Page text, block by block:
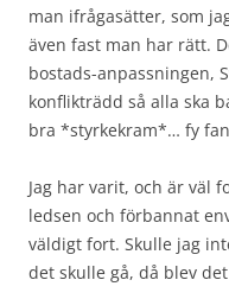
man ifrågasätter, som
även fast man har rätt.
bostads-anpassningen,
konflikträdd så alla ska
bra *styrkekram*… fy fan
Jag har varit, och är väl
ledsen och förbannat
väldigt fort. Skulle jag
det skulle gå, då blev